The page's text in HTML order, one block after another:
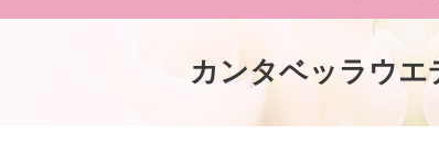
カンタベッラウ